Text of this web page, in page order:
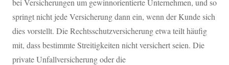
bei Versicherungen um gewinnorientierte Unternehmen, und so
springt nicht jede Versicherung dann ein, wenn der Kunde sich
dies vorstellt. Die Rechtsschutzversicherung etwa teilt häufig
mit, dass bestimmte Streitigkeiten nicht versichert seien. Die
private Unfallversicherung oder die